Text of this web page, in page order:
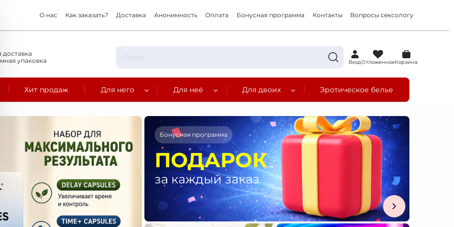
О нас Как заказать? Доставка Анонимность Оплата Бонусная программа Контакты Вопросы сексологу
доставка
упаковка
ВходОтложенное
0
Корзина
Хит продаж Для него Для неё Для двоих Эротическое белье
Бонусная программа
ПОДАРОК
за каждый заказ